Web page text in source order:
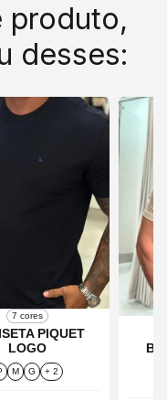
produto,
desses:
7 cores
PIQUET
LOGO
M G + 2